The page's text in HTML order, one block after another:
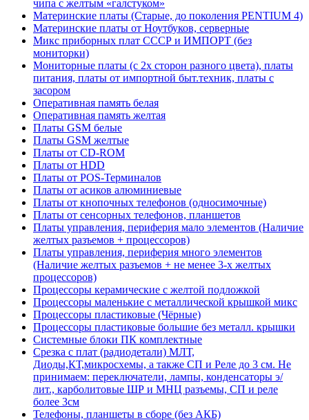
чипа с желтым «галстуком»
Материнские платы (Старые, до поколения PENTIUM 4)
Материнские платы от Ноутбуков, серверные
Микс приборных плат СССР и ИМПОРТ (без
мониторки)
Мониторные платы (с 2х сторон разного цвета), платы
питания, платы от импортной быт.техник, платы с
засором
Оперативная память белая
Оперативная память желтая
Платы GSM белые
Платы GSM желтые
Платы от CD-ROM
Платы от HDD
Платы от POS-Терминалов
Платы от асиков алюминиевые
Платы от кнопочных телефонов (односимочные)
Платы от сенсорных телефонов, планшетов
Платы управления, периферия мало элементов (Наличие
желтых разъемов + процессоров)
Платы управления, периферия много элементов
(Наличие желтых разъемов + не менее 3-х желтых
процессоров)
Процессоры керамические с желтой подложкой
Процессоры маленькие с металлической крышкой микс
Процессоры пластиковые (Чёрные)
Процессоры пластиковые большие без металл. крышки
Системные блоки ПК комплектные
Срезка с плат (радиодетали) МЛТ,
Диоды,КТ,микросхемы, а также СП и Реле до 3 см. Не
принимаем: переключатели, лампы, конденсаторы э/
лит., карболитовые ШР и МНЦ разъемы, СП и реле
более 3см
Телефоны, планшеты в сборе (без АКБ)